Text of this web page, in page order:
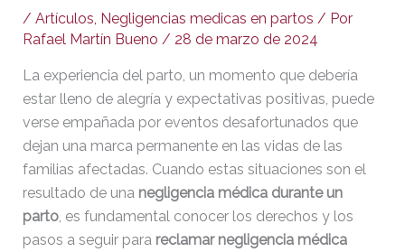
/ Artículos, Negligencias medicas en partos / Por
Rafael Martín Bueno / 28 de marzo de 2024
La experiencia del parto, un momento que debería
estar lleno de alegría y expectativas positivas, puede
verse empañada por eventos desafortunados que
dejan una marca permanente en las vidas de las
familias afectadas. Cuando estas situaciones son el
resultado de una negligencia médica durante un
parto, es fundamental conocer los derechos y los
pasos a seguir para reclamar negligencia médica